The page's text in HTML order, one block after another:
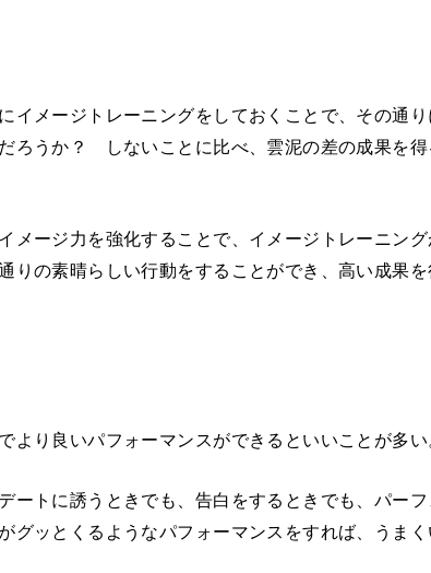
イメージトレーニングをしておくことで、その通
ろうか？ しないことに比べ、雲泥の差の成果を得
メージ力を強化することで、イメージトレーニン
りの素晴らしい行動をすることができ、高い成果
より良いパフォーマンスができるといいことが多い
ートに誘うときでも、告白をするときでも、パー
グッとくるようなパフォーマンスをすれば、うま